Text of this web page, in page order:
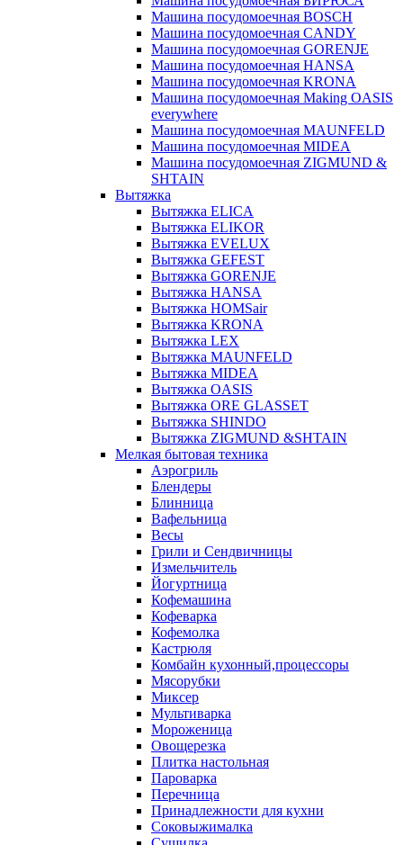
Машина посудомоечная BOSCH
Машина посудомоечная CANDY
Машина посудомоечная GORENJE
Машина посудомоечная HANSA
Машина посудомоечная KRONA
Машина посудомоечная Making OASIS
everywhere
Машина посудомоечная MAUNFELD
Машина посудомоечная MIDEA
Машина посудомоечная ZIGMUND &
SHTAIN
Вытяжка
Вытяжка ELICA
Вытяжка ELIKOR
Вытяжка EVELUX
Вытяжка GEFEST
Вытяжка GORENJE
Вытяжка HANSA
Вытяжка HOMSair
Вытяжка KRONA
Вытяжка LEX
Вытяжка MAUNFELD
Вытяжка MIDEA
Вытяжка OASIS
Вытяжка ORE GLASSET
Вытяжка SHINDO
Вытяжка ZIGMUND &SHTAIN
Мелкая бытовая техника
Аэрогриль
Блендеры
Блинница
Вафельница
Весы
Грили и Сендвичницы
Измельчитель
Йогуртница
Кофемашина
Кофеварка
Кофемолка
Кастрюля
Комбайн кухонный,процессоры
Мясорубки
Миксер
Мультиварка
Мороженица
Овощерезка
Плитка настольная
Пароварка
Перечница
Принадлежности для кухни
Соковыжималка